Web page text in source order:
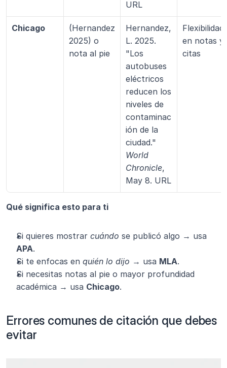
URL
Chicago
(Hernandez
2025) o
nota al pie
Hernandez,
L. 2025.
"Los
autobuses
eléctricos
reducen los
niveles de
contaminac
ión de la
World
Chronicle,
May 8. URL
Flexibilidad
en notas y
citas
Qué significa esto para ti
Si quieres mostrar cuándo
APA.
Si te enfocas en quién lo dijo → usa MLA.
Si necesitas notas al pie o mayor profundidad
académica → usa Chicago.
Errores comunes de citación que debes
evitar